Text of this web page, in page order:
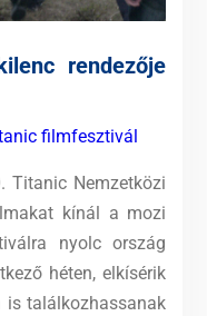
rendezője
filmfesztivál
Titanic Nemzetközi
kínál a mozi
nyolc ország
héten, elkísérik
is találkozhassanak